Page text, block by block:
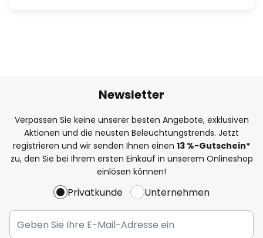
Newsletter
Verpassen Sie keine unserer besten Angebote, exklusiven
Aktionen und die neusten Beleuchtungstrends. Jetzt
registrieren und wir senden Ihnen einen 13 %-Gutschein*
zu, den Sie bei Ihrem ersten Einkauf in unserem Onlineshop
einlösen können!
Privatkunde Unternehmen